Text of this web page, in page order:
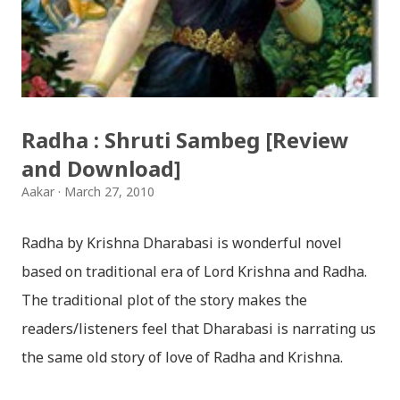
गराउनुहोला । फेरी एकपटक शुभ दिपावलीको हार्दिक मंगलमय
शुभकामना व्यक्त गर्दछौँ ।
Radha : Shruti Sambeg [Review
and Download]
Aakar March 27, 2010
Radha by Krishna Dharabasi is wonderful novel
based on traditional era of Lord Krishna and Radha.
The traditional plot of the story makes the
readers/listeners feel that Dharabasi is narrating us
the same old story of love of Radha and Krishna.